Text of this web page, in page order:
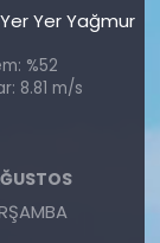
Yer Yağmur
%52
8.81 m/s